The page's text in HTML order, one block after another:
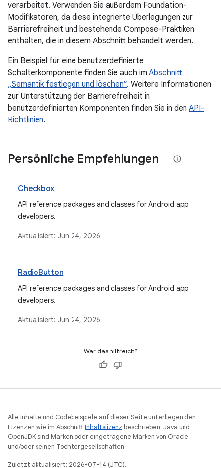
verarbeitet. Verwenden Sie außerdem Foundation-
Modifikatoren, da diese integrierte Überlegungen zur
Barrierefreiheit und bestehende Compose-Praktiken
enthalten, die in diesem Abschnitt behandelt werden.
Ein Beispiel für eine benutzerdefinierte
Schalterkomponente finden Sie auch im Abschnitt
„Semantik festlegen und löschen“. Weitere Informationen
zur Unterstützung der Barrierefreiheit in
benutzerdefinierten Komponenten finden Sie in den API-
Richtlinien.
Persönliche Empfehlungen
Checkbox
API reference packages and classes for Android app
developers.
Aktualisiert: Jun 24, 2026
RadioButton
API reference packages and classes for Android app
developers.
Aktualisiert: Jun 24, 2026
War das hilfreich?
Alle Inhalte und Codebeispiele auf dieser Seite unterliegen den
Lizenzen wie im AbschnittInhaltslizenz beschrieben. Java und
OpenJDK sind Marken oder eingetragene Marken von Oracle
und/oder seinen Tochtergesellschaften.
Zuletzt aktualisiert: 2026-07-14 (UTC).